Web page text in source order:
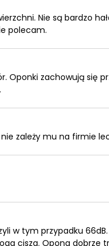
Nie są bardzo
polecam.
Oponki zachowują się
zależy mu na firmie
w tym przypadku 66dB.
cisza. Opona dobrze